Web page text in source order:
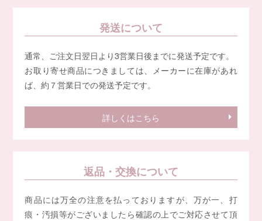
発送について
通常、ご注文日翌日より3営業日後までに発送予定です。
お取り寄せ商品につきましては、メーカーに在庫があれ
ば、約７営業日での発送予定です。
詳しくはこちら
返品・交換について
商品には万全の注意を払っておりますが、万が一、打
痕・汚損等がございましたら確認の上でご対応させて頂